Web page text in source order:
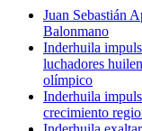
Juan Sebastián
Balonmano
Inderhuila
luchadores
olímpico
Inderhuila
crecimiento